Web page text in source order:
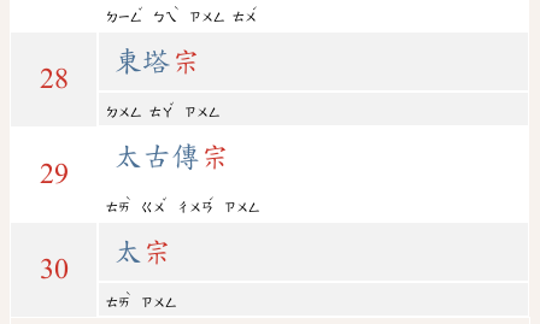
ㄉㄧㄥ
ˇ
ㄅㄟ
ˋ
ㄗㄨㄥ ㄊㄨ
ˊ
28
東塔 宗
ㄉㄨㄥ ㄊㄚ
ˇ
ㄗㄨㄥ
29
太古傳 宗
ㄊㄞ
ˋ
ㄍㄨ
ˇ
ㄔㄨㄢ
ˊ
ㄗㄨㄥ
30
太 宗
ㄊㄞ
ˋ
ㄗㄨㄥ